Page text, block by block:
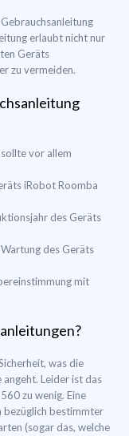
erlaubt nicht nur
Geräts
zu vermeiden.
vor allem
iRobot Roomba
des Geräts
des Geräts
mit
was die
Leider ist das
zu wenig. Eine
bezüglich bestimmter
(sogar das, welche